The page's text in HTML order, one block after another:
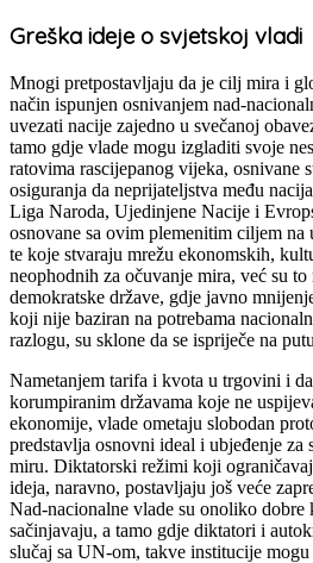
Greška ideje o svjetskoj vladi
Mnogi pretpostavljaju da je cilj mira i
način ispunjen osnivanjem nad-
uvezati nacije zajedno u svečanoj
tamo gdje vlade mogu izgladiti svoje
ratovima rascijepanog vijeka, osnivane
osiguranja da neprijateljstva među
Liga Naroda, Ujedinjene Nacije i
osnovane sa ovim plemenitim ciljem
te koje stvaraju mrežu ekonomskih,
neophodnih za očuvanje mira, već su
demokratske države, gdje javno
koji nije baziran na potrebama
razlogu, su sklone da se ispriječe na
Nametanjem tarifa i kvota u trgovini i
korumpiranim državama koje ne
ekonomije, vlade ometaju slobodan
predstavlja osnovni ideal i ubjeđenje za
miru. Diktatorski režimi koji
ideja, naravno, postavljaju još veće
Nad-nacionalne vlade su onoliko
sačinjavaju, a tamo gdje diktatori i
slučaj sa UN-om, takve institucije